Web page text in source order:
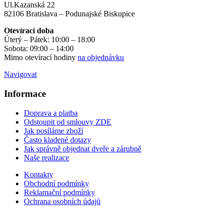
Ul.Kazanská 22
82106 Bratislava – Podunajské Biskupice
Otevírací doba
Úterý – Pátek: 10:00 – 18:00
Sobota: 09:00 – 14:00
Mimo otevírací hodiny na objednávku
Navigovat
Informace
Doprava a platba
Odstoupit od smlouvy ZDE
Jak posíláme zboží
Často kladené dotazy
Jak správně objednat dveře a zárubně
Naše realizace
Kontakty
Obchodní podmínky
Reklamační podmínky
Ochrana osobních údajů